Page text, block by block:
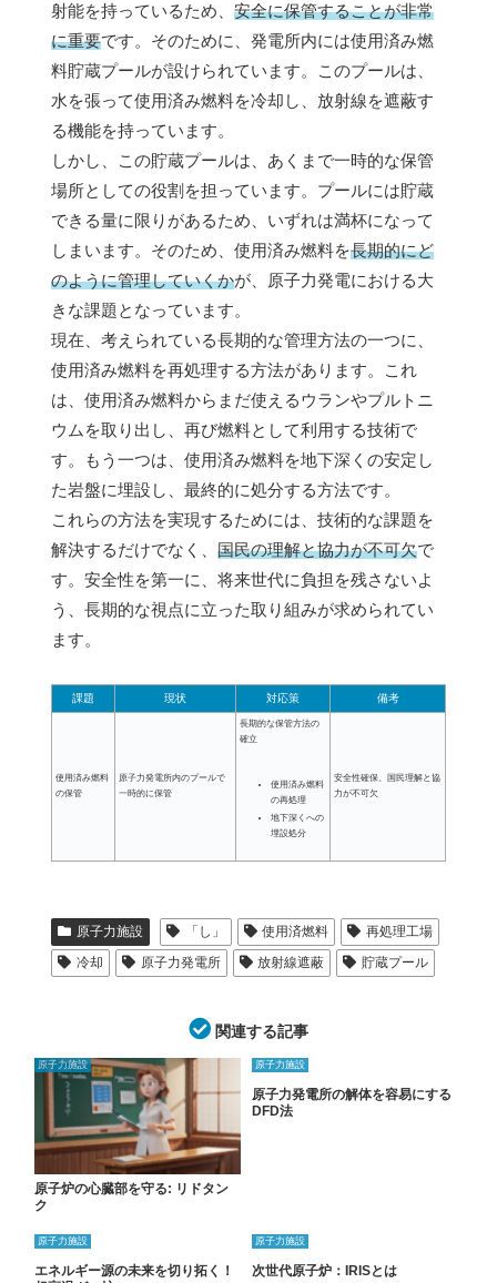
射能を持っているため、 安全に保管することが非常
に重要です。そのために、発電所内には使用済み燃
料貯蔵プールが設けられています。このプールは、
水を張って使用済み燃料を冷却し、放射線を遮蔽す
る機能を持っています。
しかし、この貯蔵プールは、あくまで一時的な保管
場所としての役割を担っています。プールには貯蔵
できる量に限りがあるため、いずれは満杯になって
しまいます。そのため、使用済み燃料を長期的にど
のように管理していくかが、原子力発電における大
きな課題となっています。
現在、考えられている長期的な管理方法の一つに、
使用済み燃料を再処理する方法があります。これ
は、使用済み燃料からまだ使えるウランやプルトニ
ウムを取り出し、再び燃料として利用する技術で
す。もう一つは、使用済み燃料を地下深くの安定し
た岩盤に埋設し、最終的に処分する方法です。
これらの方法を実現するためには、技術的な課題を
解決するだけでなく、 国民の理解と協力が不可欠で
す。安全性を第一に、将来世代に負担を残さないよ
う、長期的な視点に立った取り組みが求められてい
ます。
課題 現状 対応策 備考
使用済み燃料
の保管
原子力発電所内のプールで
一時的に保管
長期的な保管方法の
確立
使用済み燃料
の再処理
地下深くへの
埋設処分
安全性確保、国民理解と協
力が不可欠
原子力施設 「し」 使用済燃料
再処理工場
冷却
原子力発電所 放射線遮蔽 貯蔵プール
関連する記事
原子力施設
原子炉の心臓部を守る: リドタン
ク
原子力施設
原子力発電所の解体を容易にする
DFD法
原子力施設
エネルギー源の未来を切り拓く！
原子力施設
次世代原子炉：IRISとは